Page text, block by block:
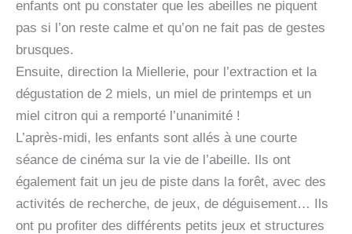
enfants ont pu constater que les abeilles ne piquent
pas si l’on reste calme et qu’on ne fait pas de gestes
brusques.
Ensuite, direction la Miellerie, pour l’extraction et la
dégustation de 2 miels, un miel de printemps et un
miel citron qui a remporté l’unanimité !
L’après-midi, les enfants sont allés à une courte
séance de cinéma sur la vie de l’abeille. Ils ont
également fait un jeu de piste dans la forêt, avec des
activités de recherche, de jeux, de déguisement… Ils
ont pu profiter des différents petits jeux et structures